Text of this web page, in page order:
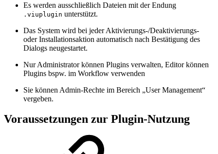
Es werden ausschließlich Dateien mit der Endung
.viuplugin unterstützt.
Das System wird bei jeder Aktivierungs-/Deaktivierungs-
oder Installationsaktion automatisch nach Bestätigung des
Dialogs neugestartet.
Nur Administrator können Plugins verwalten, Editor können
Plugins bspw. im Workflow verwenden
Sie können Admin-Rechte im Bereich „User Management“
vergeben.
Voraussetzungen zur Plugin-Nutzung